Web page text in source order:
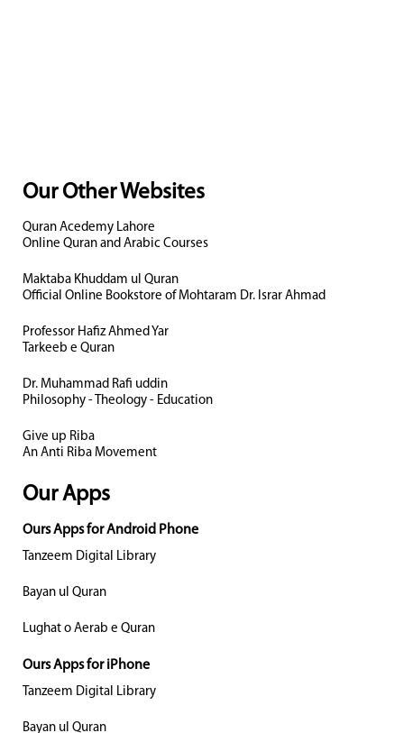
Our Other Websites
Quran Acedemy Lahore
Online Quran and Arabic Courses
Maktaba Khuddam ul Quran
Official Online Bookstore of Mohtaram Dr. Israr Ahmad
Professor Hafiz Ahmed Yar
Tarkeeb e Quran
Dr. Muhammad Rafi uddin
Philosophy - Theology - Education
Give up Riba
An Anti Riba Movement
Our Apps
Ours Apps for Android Phone
Tanzeem Digital Library
Bayan ul Quran
Lughat o Aerab e Quran
Ours Apps for iPhone
Tanzeem Digital Library
Bayan ul Quran